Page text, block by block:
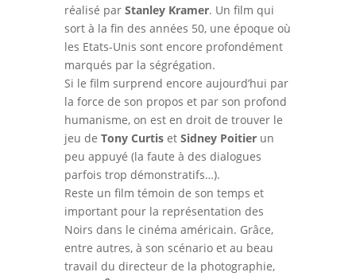
réalisé par Stanley Kramer. Un film qui
sort à la fin des années 50, une époque où
les Etats-Unis sont encore profondément
marqués par la ségrégation.
Si le film surprend encore aujourd’hui par
la force de son propos et par son profond
humanisme, on est en droit de trouver le
jeu de Tony Curtiset Sidney Poitierun
peu appuyé (la faute à des dialogues
parfois trop démonstratifs…).
Reste un film témoin de son temps et
important pour la représentation des
Noirs dans le cinéma américain. Grâce,
entre autres, à son scénario et au beau
travail du directeur de la photographie,